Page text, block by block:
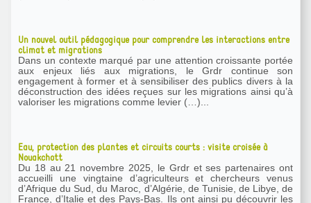
Un nouvel outil pédagogique pour comprendre les interactions entre
climat et migrations
Dans un contexte marqué par une attention croissante portée
aux enjeux liés aux migrations, le Grdr continue son
engagement à former et à sensibiliser des publics divers à la
déconstruction des idées reçues sur les migrations ainsi qu’à
valoriser les migrations comme levier (…)...
Eau, protection des plantes et circuits courts : visite croisée à
Nouakchott
Du 18 au 21 novembre 2025, le Grdr et ses partenaires ont
accueilli une vingtaine d’agriculteurs et chercheurs venus
d’Afrique du Sud, du Maroc, d’Algérie, de Tunisie, de Libye, de
France, d’Italie et des Pays-Bas. Ils ont ainsi pu découvrir les